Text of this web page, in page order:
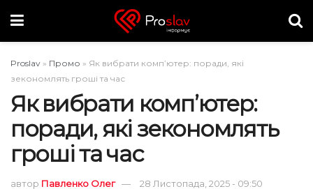
Proslav » Промо » Як вибрати комп’ютер: поради, які
зекономлять гроші та час
Як вибрати комп’ютер:
поради, які зекономлять
гроші та час
автор Павленко Олег 28 Листопада, 2025 - 09:50